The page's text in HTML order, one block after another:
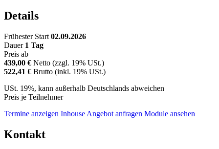
Details
Frühester Start 02.09.2026
Dauer 1 Tag
Preis ab
439,00 € Netto (zzgl. 19% USt.)
522,41 € Brutto (inkl. 19% USt.)
USt. 19%, kann außerhalb Deutschlands abweichen
Preis je Teilnehmer
Termine anzeigen Inhouse Angebot anfragen Module ansehen
Kontakt